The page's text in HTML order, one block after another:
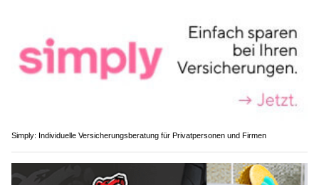
Simply: Individuelle Versicherungsberatung für Privatpersonen und Firmen